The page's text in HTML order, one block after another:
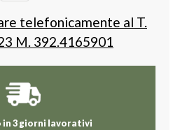
telefonicamente al T.
M. 392.4165901
in 3 giorni lavorativi